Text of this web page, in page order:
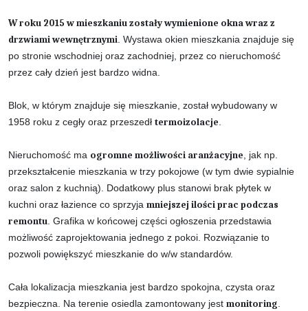
W roku 2015 w mieszkaniu zostały wymienione okna wraz z
drzwiami wewnętrznymi. Wystawa okien mieszkania znajduje się
po stronie wschodniej oraz zachodniej, przez co nieruchomość
przez cały dzień jest bardzo widna.
Blok, w którym znajduje się mieszkanie, został wybudowany w
1958 roku z cegły oraz przeszedł termoizolacje.
Nieruchomość ma ogromne możliwości aranżacyjne, jak np.
przekształcenie mieszkania w trzy pokojowe (w tym dwie sypialnie
oraz salon z kuchnią). Dodatkowy plus stanowi brak płytek w
kuchni oraz łazience co sprzyja mniejszej ilości prac podczas
remontu. Grafika w końcowej części ogłoszenia przedstawia
możliwość zaprojektowania jednego z pokoi. Rozwiązanie to
pozwoli powiększyć mieszkanie do w/w standardów.
Cała lokalizacja mieszkania jest bardzo spokojna, czysta oraz
bezpieczna. Na terenie osiedla zamontowany jest monitoring.